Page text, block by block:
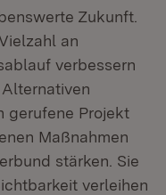
Zukunft.
an
verbessern
gerufene Projekt
Maßnahmen
stärken. Sie
verleihen